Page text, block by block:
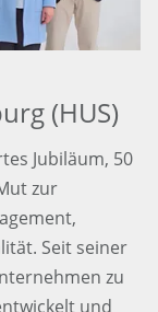
(HUS)
Jubiläum, 50
zur
Seit seiner
zu
und